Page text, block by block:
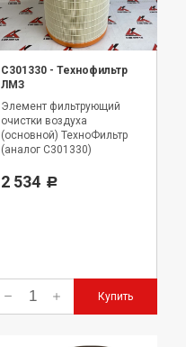
C301330 - Технофильтр
ЛМЗ
Элемент фильтрующий
очистки воздуха
(основной) ТехноФильтр
(аналог C301330)
2 534 Р
Купить